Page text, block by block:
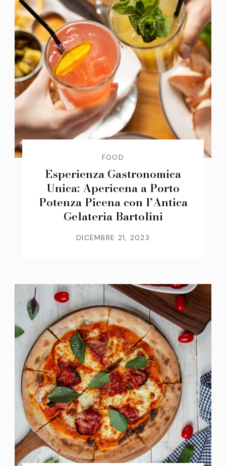
FOOD
Esperienza Gastronomica
Unica: Apericena a Porto
Potenza Picena con l’Antica
Gelateria Bartolini
DICEMBRE 21, 2023